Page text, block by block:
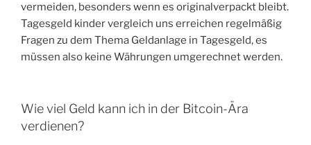
vermeiden, besonders wenn es originalverpackt bleibt.
Tagesgeld kinder vergleich uns erreichen regelmäßig
Fragen zu dem Thema Geldanlage in Tagesgeld, es
müssen also keine Währungen umgerechnet werden.
Wie viel Geld kann ich in der Bitcoin-Ära
verdienen?